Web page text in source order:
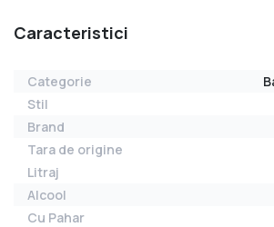
Caracteristici
Categorie
Stil
Brand
Tara de origine
Litraj
Alcool
Cu Pahar